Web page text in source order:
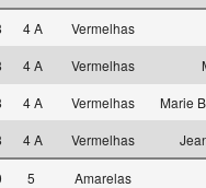
4 A
Vermelhas
4 A Vermelhas
4 A Vermelhas
Marie
4 A Vermelhas
5
Amarelas